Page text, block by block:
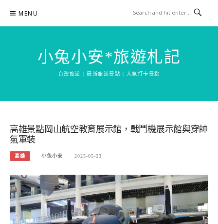
content
MENU
小兔小安*旅遊札記
台灣旅遊 | 最新旅遊景點 | 人氣打卡景點
高雄景點岡山航空教育展示館，戰鬥機展示館與穿帥
氣軍裝
高雄 小兔小安 2025-05-23